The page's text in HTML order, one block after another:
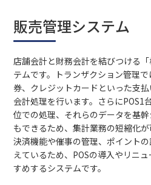
販売管理システム
店舗会計と財務会計を結びつける
テムです。トランザクション管理
券、クレジットカードといった支
会計処理を行います。さらにPOS1
位での処理、それらのデータを基
もできるため、集計業務の短縮化が
決済機能や催事の管理、ポイント
えているため、POSの導入やリニ
すめするシステムです。